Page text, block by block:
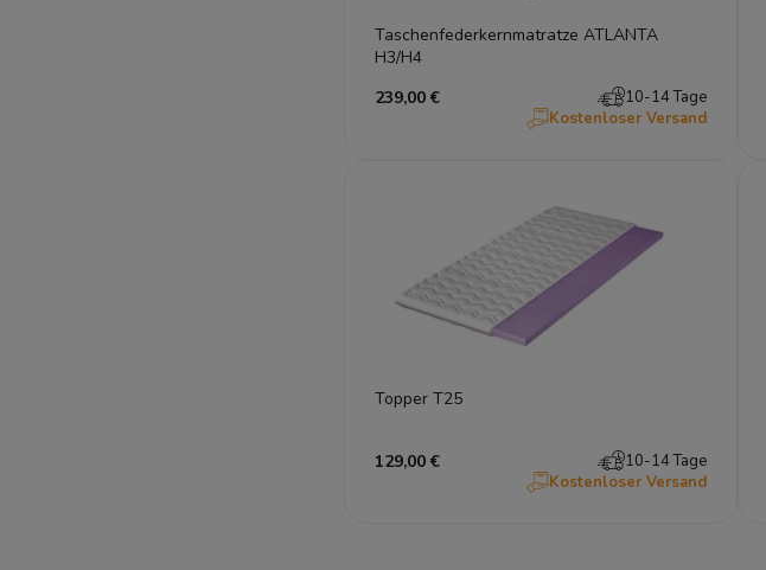
Taschenfederkernmatratze ATLANTA
H3/H4
239,00 €
10-14 Tage
Kostenloser Versand
Topper T25
129,00 €
10-14 Tage
Kostenloser Versand